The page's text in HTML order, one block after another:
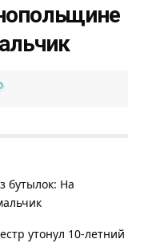
утонул 10-летний